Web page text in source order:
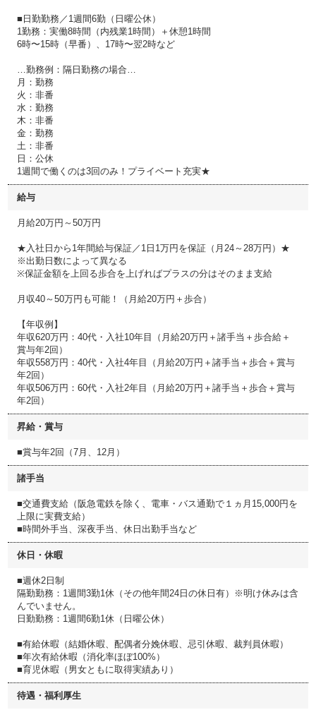
■日勤勤務／1週間6勤（日曜公休）
1勤務：実働8時間（内残業1時間）＋休憩1時間
6時〜15時（早番）、17時〜翌2時など
…勤務例：隔日勤務の場合…
月：勤務
火：非番
水：勤務
木：非番
金：勤務
土：非番
日：公休
1週間で働くのは3回のみ！プライベート充実★
給与
月給20万円～50万円
★入社日から1年間給与保証／1日1万円を保証（月24～28万円）★
※出勤日数によって異なる
※保証金額を上回る歩合を上げればプラスの分はそのまま支給
月収40～50万円も可能！（月給20万円＋歩合）
【年収例】
年収620万円：40代・入社10年目（月給20万円＋諸手当＋歩合給＋
賞与年2回）
年収558万円：40代・入社4年目（月給20万円＋諸手当＋歩合＋賞与
年2回）
年収506万円：60代・入社2年目（月給20万円＋諸手当＋歩合＋賞与
年2回）
昇給・賞与
■賞与年2回（7月、12月）
諸手当
■交通費支給（阪急電鉄を除く、電車・バス通勤で１ヵ月15,000円を
上限に実費支給）
■時間外手当、深夜手当、休日出勤手当など
休日・休暇
■週休2日制
隔勤勤務：1週間3勤1休（その他年間24日の休日有）※明け休みは含
んでいません。
日勤勤務：1週間6勤1休（日曜公休）
■有給休暇（結婚休暇、配偶者分娩休暇、忌引休暇、裁判員休暇）
■年次有給休暇（消化率ほぼ100%）
■育児休暇（男女ともに取得実績あり）
待遇・福利厚生